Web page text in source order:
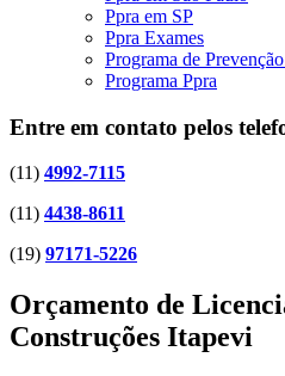
Ppra em SP
Ppra Exames
Programa de
Programa Ppra
Entre em contato pelos
(11) 4992-7115
(11) 4438-8611
(19) 97171-5226
Orçamento de
Construções Itapevi